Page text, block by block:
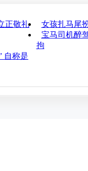
正敬礼
女孩扎马尾
宝马司机醉
拘
自称是